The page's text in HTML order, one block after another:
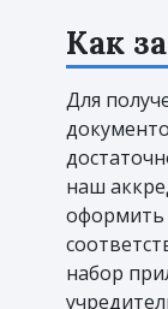
Как
Для
наш
оформить
набор